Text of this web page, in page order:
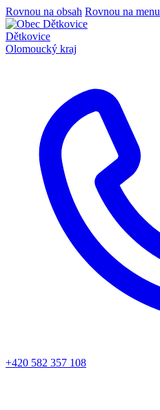
Rovnou na obsah Rovnou na menu
Dětkovice
Olomoucký kraj
+420 582 357 108